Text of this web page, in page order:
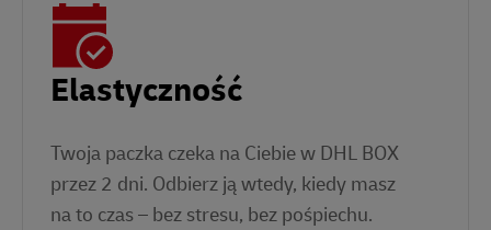
Elastyczność
Twoja paczka czeka na Ciebie w DHL BOX
przez 2 dni. Odbierz ją wtedy, kiedy masz
na to czas – bez stresu, bez pośpiechu.